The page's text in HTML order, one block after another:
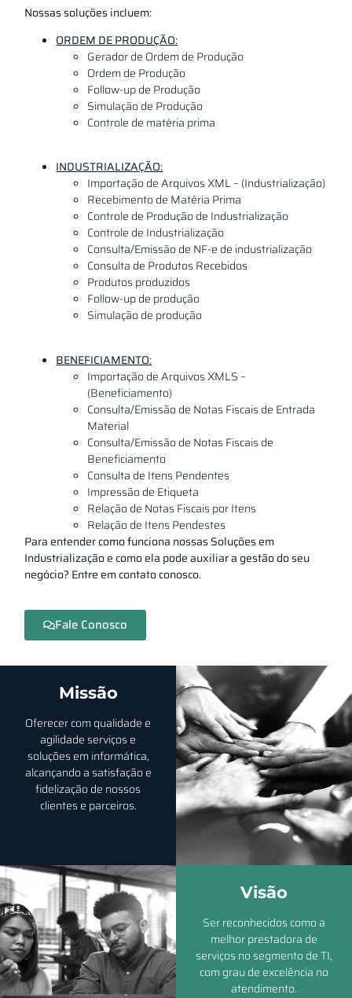
Nossas soluções incluem:
ORDEM DE PRODUÇÃO:
Gerador de Ordem de Produção
Ordem de Produção
Follow-up de Produção
Simulação de Produção
Controle de matéria prima
INDUSTRIALIZAÇÃO:
Importação de Arquivos XML – (Industrialização)
Recebimento de Matéria Prima
Controle de Produção de Industrialização
Controle de Industrialização
Consulta/Emissão de NF-e de industrialização
Consulta de Produtos Recebidos
Produtos produzidos
Follow-up de produção
Simulação de produção
BENEFICIAMENTO:
Importação de Arquivos XMLS –
(Beneficiamento)
Consulta/Emissão de Notas Fiscais de Entrada
Material
Consulta/Emissão de Notas Fiscais de
Beneficiamento
Consulta de Itens Pendentes
Impressão de Etiqueta
Relação de Notas Fiscais por Itens
Relação de Itens Pendestes
Para entender como funciona nossas Soluções em
Industrialização e como ela pode auxiliar a gestão do seu
negócio? Entre em contato conosco.
Fale Conosco
Missão
Oferecer com qualidade e
agilidade serviços e
soluções em informática,
alcançando a satisfação e
fidelização de nossos
clientes e parceiros.
Visão
Ser reconhecidos como a
melhor prestadora de
serviços no segmento de TI,
com grau de excelência no
atendimento.